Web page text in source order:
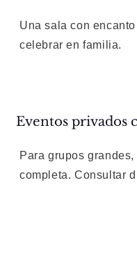
Una sala con
celebrar en familia.
Eventos privados
Para grupos
completa. Consultar